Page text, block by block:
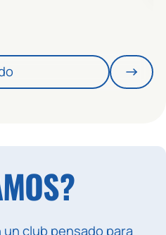
club pensado para